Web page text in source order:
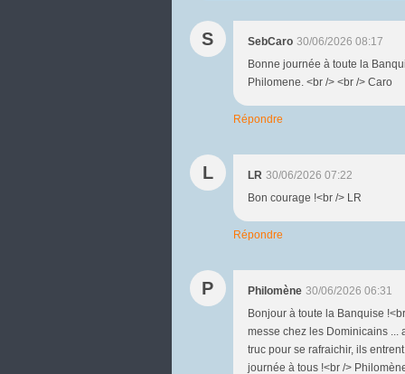
S SebCaro 30/06/2026 08:17
Bonne journée à toute la
Philomene. <br /> <br /> Caro
Répondre
L LR 30/06/2026 07:22
Bon courage !<br /> LR
Répondre
P Philomène 30/06/2026 06:31
Bonjour à toute la Banquise
messe chez les Dominicains ...
truc pour se rafraichir, ils
journée à tous !<br />